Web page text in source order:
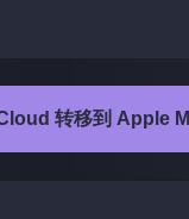
转移到 Apple